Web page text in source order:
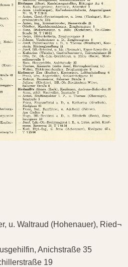
u. Waltraud (Hohenauer), Ried¬
Anichstraße 35
19